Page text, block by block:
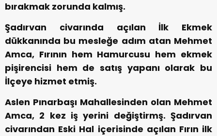
bırakmak zorunda kalmış.
Şadırvan civarında açılan İlk Ekmek
dükkanında bu mesleğe adım atan Mehmet
Amca, Fırının hem Hamurcusu hem ekmek
pişirencisi hem de satış yapanı olarak bu
İlçeye hizmet etmiş.
Aslen Pınarbaşı Mahallesinden olan Mehmet
Amca, 2 kez iş yerini değiştirmş. Şadırvan
civarından Eski Hal içerisinde açılan Fırın ilk